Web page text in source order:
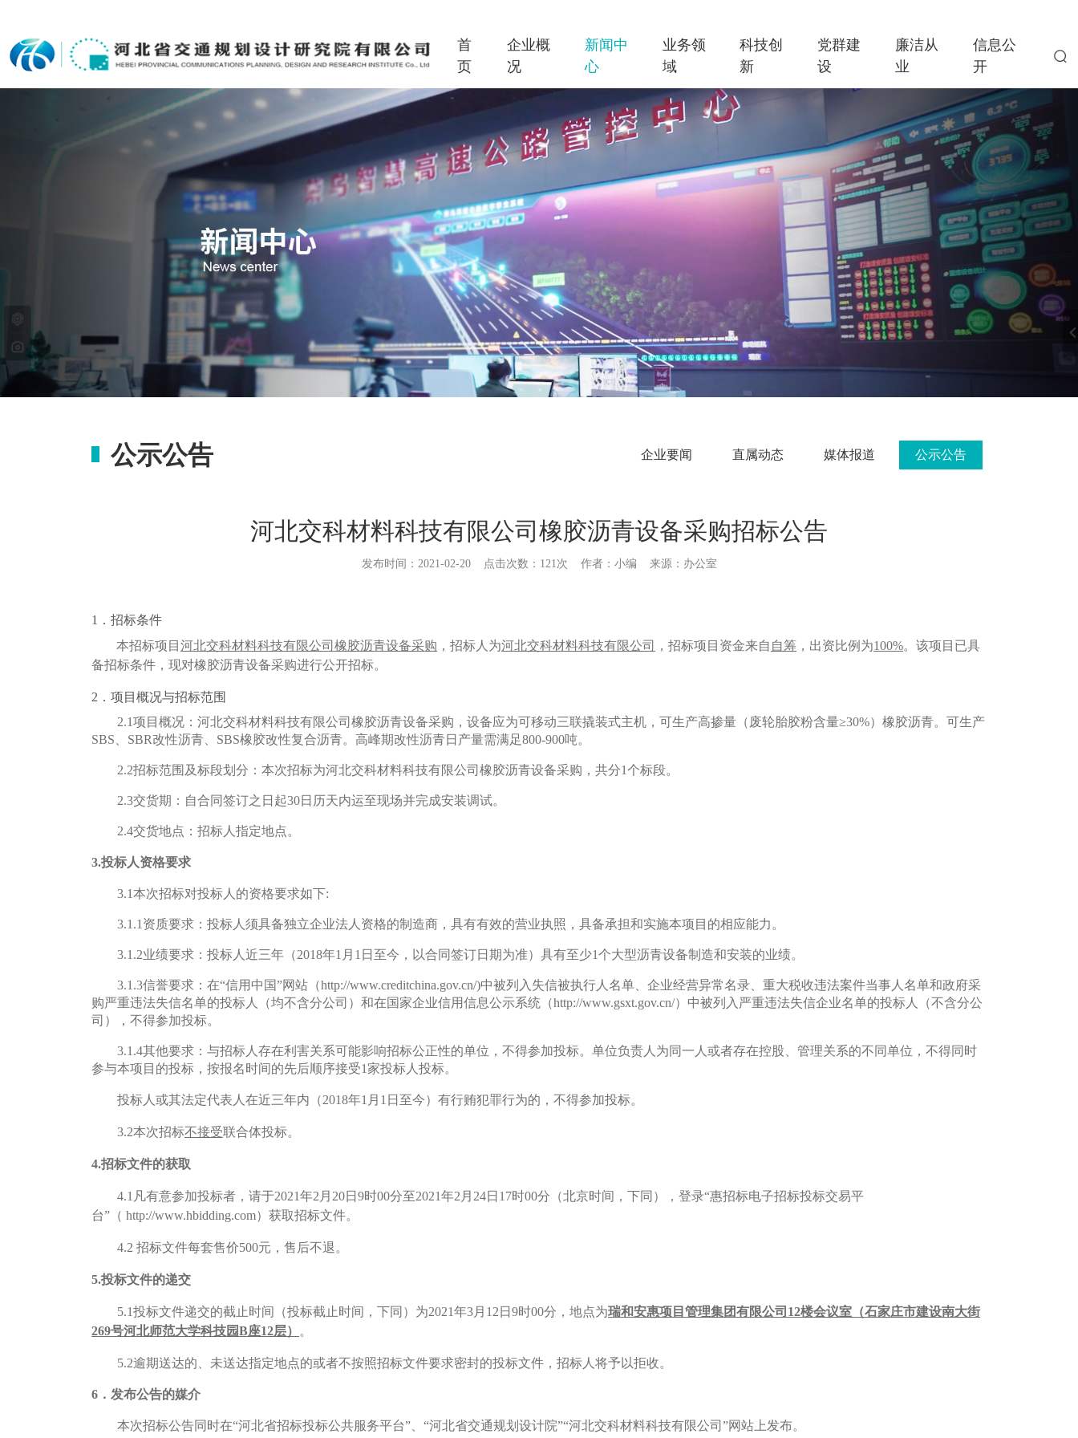
首
页
企业概
况
新闻中
心
业务领
域
科技创
新
党群建
设
廉洁从
业
信息公
开
公示公告 企业要闻 直属动态 媒体报道 公示公告
河北交科材料科技有限公司橡胶沥青设备采购招标公告
发布时间：2021-02-20 点击次数： 121次 作者：小编 来源：办公室
1 ．招标条件
本招标项目 河北交科材料科技有限公司橡胶沥青设备采购 ，招标人为河北交科材料科技有限公司 ，招标项目资金来自 自筹 ，出资比例为100%。该项目已具
备招标条件，现对橡胶沥青设备采购进行公开招标。
2 ．项目概况与招标范围
2.1项目概况：河北交科材料科技有限公司橡胶沥青设备采购，设备应为可移动三联撬装式主机，可生产高掺量（废轮胎胶粉含量≥30%）橡胶沥青。可生产
SBS、SBR改性沥青、SBS橡胶改性复合沥青。高峰期改性沥青日产量需满足800-900吨。
2.2招标范围及标段划分：本次招标为河北交科材料科技有限公司橡胶沥青设备采购，共分1个标段。
2.3交货期：自合同签订之日起30日历天内运至现场并完成安装调试。
2.4交货地点：招标人指定地点。
3.投标人资格要求
3.1本次招标对投标人的资格要求如下:
3.1.1 资质要求：投标人须具备独立企业法人资格的制造商，具有有效的营业执照， 具备承担和实施本项目的相应能力。
3.1.2业绩要求：投标人近三年（2018年1月1日至今，以合同签订日期为准）具有至少1个大型沥青设备制造和安装的业绩。
3.1.3信誉要求：在“信用中国”网站（http://www.creditchina.gov.cn/)中被列入失信被执行人名单、企业经营异常名录、重大税收违法案件当事人名单和政府采
购严重违法失信名单的投标人（均不含分公司）和在国家企业信用信息公示系统（http://www.gsxt.gov.cn/）中被列入严重违法失信企业名单的投标人（不含分公
司），不得参加投标。
3.1.4其他要求：与招标人存在利害关系可能影响招标公正性的单位，不得参加投标。单位负责人为同一人或者存在控股、管理关系的不同单位，不得同时
参与本项目的投标， 按报名时间的先后顺序接受1家投标人投标。
投标人或其法定代表人在近三年内（2018年1月1日至今）有行贿犯罪行为的，不得参加投标。
3.2本次招标不接受联合体投标。
4.招标文件的获取
4.1 凡有意参加投标者，请于2021年2月20日9时00分至2021年2月24日17时00分（北京时间，下同），登录“惠招标电子招标投标交易平
台”（ http://www.hbidding.com）获取招标文件。
4.2 招标文件每套售价500元，售后不退。
5.投标文件的递交
5.1投标文件递交的截止时间（投标截止时间，下同）为2021年3月12日 9时00分，地点为瑞和安惠项目管理集团有限公司12楼会议室（石家庄市建设南大街
269号河北师范大学科技园B座12层）
。
5.2逾期送达的、未送达指定地点的或者不按照招标文件要求密封的投标文件，招标人将予以拒收。
6 ．发布公告的媒介
本次招标公告同时在“河北省招标投标公共服务平台”、“河北省交通规划设计院”“河北交科材料科技有限公司”网站 上发布。